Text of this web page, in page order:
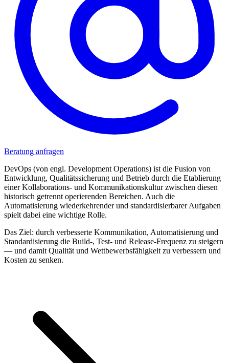
Beratung anfragen
DevOps (von engl. Development Operations) ist die Fusion von
Entwicklung, Qualitätssicherung und Betrieb durch die Etablierung
einer Kollaborations- und Kommunikationskultur zwischen diesen
historisch getrennt operierenden Bereichen. Auch die
Automatisierung wiederkehrender und standardisierbarer Aufgaben
spielt dabei eine wichtige Rolle.
Das Ziel: durch verbesserte Kommunikation, Automatisierung und
Standardisierung die Build-, Test- und Release-Frequenz zu steigern
— und damit Qualität und Wettbewerbsfähigkeit zu verbessern und
Kosten zu senken.